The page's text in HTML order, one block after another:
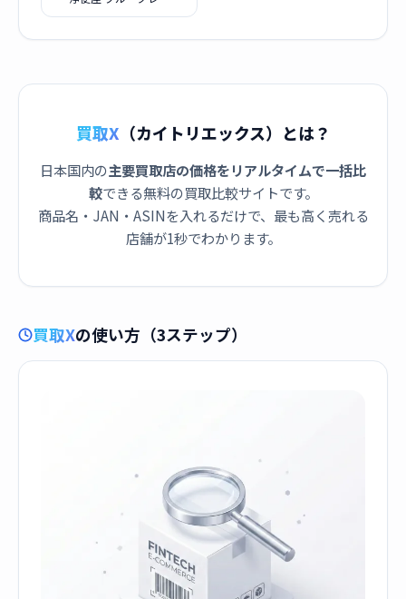
買取X （カイトリエックス）とは？
日本国内の主要買取店の価格をリアルタイムで一括比
較できる無料の買取比較サイトです。
商品名・JAN・ASINを入れるだけで、最も高く売れる
店舗が1秒でわかります。
買取Xの使い方（3ステップ）